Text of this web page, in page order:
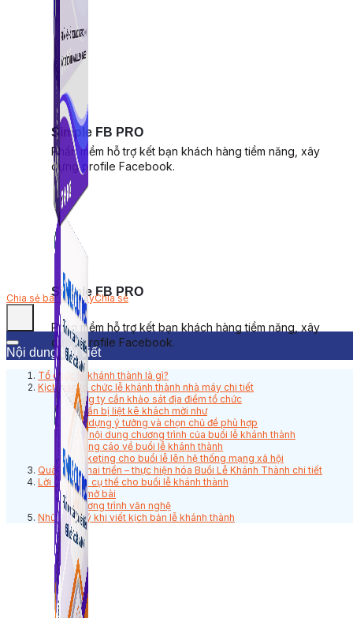
Simple FB PRO
Phần mềm hỗ trợ kết bạn khách hàng tiềm năng, xây
dựng profile Facebook.
Simple FB PRO
Phần mềm hỗ trợ kết bạn khách hàng tiềm năng, xây
dựng profile Facebook.
Chia sẻ bài viết nàyChia sẻ
Nội dung bài viết
Tổ chức lễ khánh thành là gì?
Kịch bản tổ chức lễ khánh thành nhà máy chi tiết
Công ty cần khảo sát địa điểm tổ chức
Chuẩn bị liệt kê khách mời như
Xây dựng ý tưởng và chọn chủ đề phù hợp
Lên nội dung chương trình của buổi lễ khánh thành
Quảng cáo về buổi lễ khánh thành
Marketing cho buổi lễ lên hệ thống mạng xã hội
Quá trình khai triển – thực hiện hóa Buổi Lễ Khánh Thành chi tiết
Lời dẫn MC cụ thể cho buổi lễ khánh thành
Lời mở bài
Chương trình văn nghệ
Những lưu ý khi viết kịch bản lễ khánh thành